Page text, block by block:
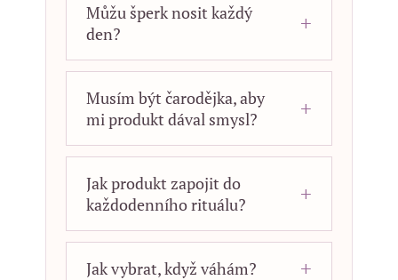
Můžu šperk nosit každý
den?
Musím být čarodějka, aby
mi produkt dával smysl?
Jak produkt zapojit do
každodenního rituálu?
Jak vybrat, když váhám?